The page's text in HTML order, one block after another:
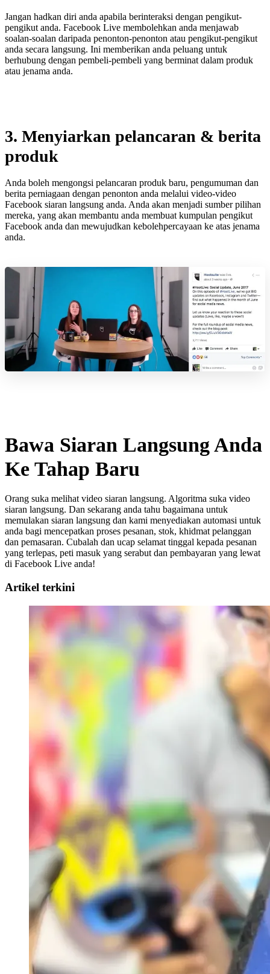
Jangan hadkan diri anda apabila berinteraksi dengan pengikut-
pengikut anda. Facebook Live membolehkan anda menjawab
soalan-soalan daripada penonton-penonton atau pengikut-pengikut
anda secara langsung. Ini memberikan anda peluang untuk
berhubung dengan pembeli-pembeli yang berminat dalam produk
atau jenama anda.
3. Menyiarkan pelancaran & berita
produk
Anda boleh mengongsi pelancaran produk baru, pengumuman dan
berita perniagaan dengan penonton anda melalui video-video
Facebook siaran langsung anda. Anda akan menjadi sumber pilihan
mereka, yang akan membantu anda membuat kumpulan pengikut
Facebook anda dan mewujudkan kebolehpercayaan ke atas jenama
anda.
Bawa Siaran Langsung Anda
Ke Tahap Baru
Orang suka melihat video siaran langsung. Algoritma suka video
siaran langsung. Dan sekarang anda tahu bagaimana untuk
memulakan siaran langsung dan kami menyediakan automasi untuk
anda bagi mencepatkan proses pesanan, stok, khidmat pelanggan
dan pemasaran. Cubalah dan ucap selamat tinggal kepada pesanan
yang terlepas, peti masuk yang serabut dan pembayaran yang lewat
di Facebook Live anda!
Artikel terkini